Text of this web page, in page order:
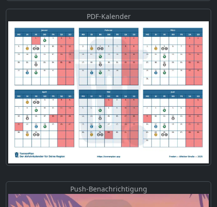
PDF-Kalender
Push-Benachrichtigung